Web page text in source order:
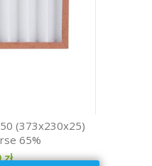
(373x230x25)
65%